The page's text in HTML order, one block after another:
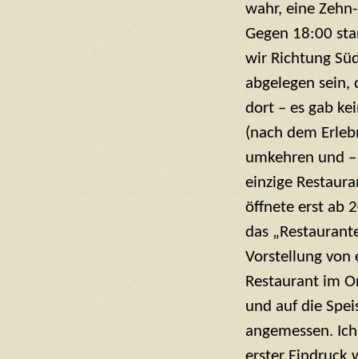
wahr, eine
Gegen 18:00
wir Richtung
abgelegen sein,
dort – es gab
(nach dem
umkehren und
einzige
öffnete erst ab
das
Vorstellung von
Restaurant im
und auf die
angemessen.